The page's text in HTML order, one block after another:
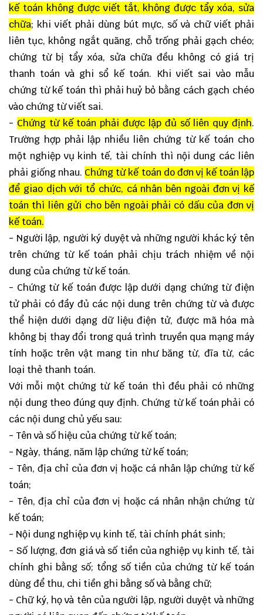
kế toán không được viết tắt, không được tẩy xóa, sửa
chữa; khi viết phải dùng bút mực, số và chữ viết phải
liên tục, không ngắt quãng, chỗ trống phải gạch chéo;
chứng từ bị tẩy xóa, sửa chữa đều không có giá trị
thanh toán và ghi sổ kế toán. Khi viết sai vào mẫu
chứng từ kế toán thì phải huỷ bỏ bằng cách gạch chéo
vào chứng từ viết sai.
- Chứng từ kế toán phải được lập đủ số liên quy định.
Trường hợp phải lập nhiều liên chứng từ kế toán cho
một nghiệp vụ kinh tế, tài chính thì nội dung các liên
phải giống nhau. Chứng từ kế toán do đơn vị kế toán lập
để giao dịch với tổ chức, cá nhân bên ngoài đơn vị kế
toán thì liên gửi cho bên ngoài phải có dấu của đơn vị
kế toán.
- Người lập, người ký duyệt và những người khác ký tên
trên chứng từ kế toán phải chịu trách nhiệm về nội
dung của chứng từ kế toán.
- Chứng từ kế toán được lập dưới dạng chứng từ điện
tử phải có đầy đủ các nội dung trên chứng từ và được
thể hiện dưới dạng dữ liệu điện tử, được mã hóa mà
không bị thay đổi trong quá trình truyền qua mạng máy
tính hoặc trên vật mang tin như băng từ, đĩa từ, các
loại thẻ thanh toán.
Với mỗi một chứng từ kế toán thì đều phải có những
nội dung theo đúng quy định. Chứng từ kế toán phải có
các nội dung chủ yếu sau:
- Tên và số hiệu của chứng từ kế toán;
- Ngày, tháng, năm lập chứng từ kế toán;
- Tên, địa chỉ của đơn vị hoặc cá nhân lập chứng từ kế
toán;
- Tên, địa chỉ của đơn vị hoặc cá nhân nhận chứng từ
kế toán;
- Nội dung nghiệp vụ kinh tế, tài chính phát sinh;
- Số lượng, đơn giá và số tiền của nghiệp vụ kinh tế, tài
chính ghi bằng số; tổng số tiền của chứng từ kế toán
dùng để thu, chi tiền ghi bằng số và bằng chữ;
- Chữ ký, họ và tên của người lập, người duyệt và những